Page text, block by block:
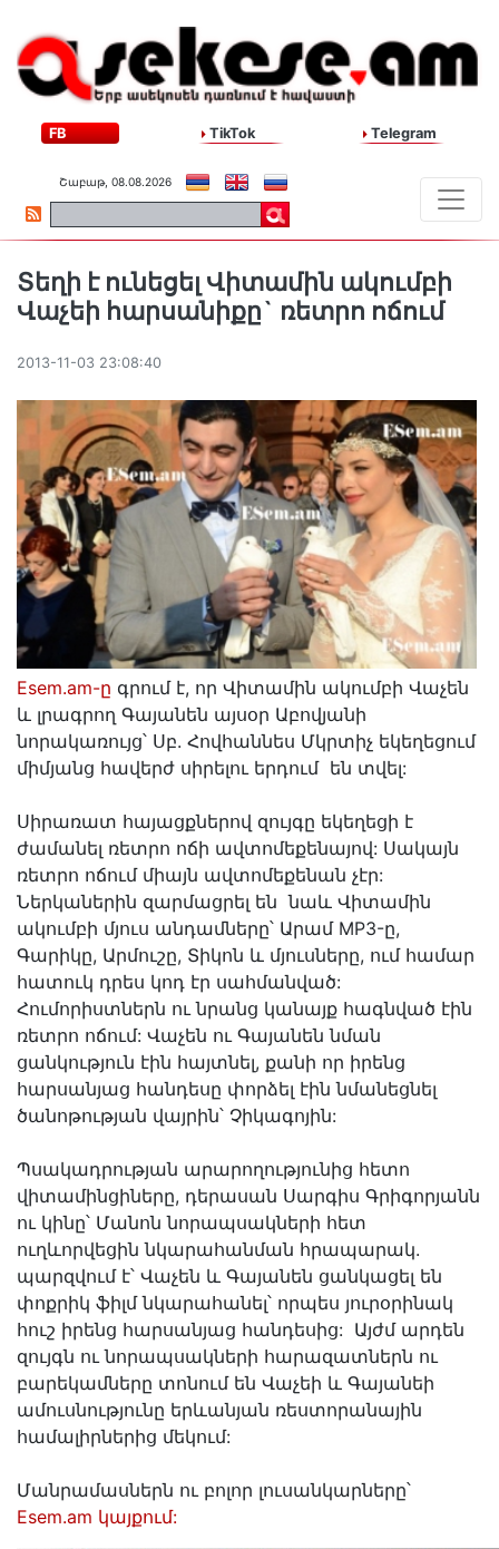
FB TikTok Telegram
Շաբաթ, 08.08.2026
Տեղի է ունեցել Վիտամին ակումբի
Վաչեի հարսանիքը` ռետրո ոճում
2013-11-03 23:08:40
Esem.am-ը գրում է, որ Վիտամին ակումբի Վաչեն
և լրագրող Գայանեն այսօր Աբովյանի
նորակառույց՝ Սբ. Հովհաննես Մկրտիչ եկեղեցում
միմյանց հավերժ սիրելու երդում են տվել:
Սիրառատ հայացքներով զույգը եկեղեցի է
ժամանել ռետրո ոճի ավտոմեքենայով: Սակայն
ռետրո ոճում միայն ավտոմեքենան չէր:
Ներկաներին զարմացրել են նաև Վիտամին
ակումբի մյուս անդամները՝ Արամ MP3-ը,
Գարիկը, Արմուշը, Տիկոն և մյուսները, ում համար
հատուկ դրես կոդ էր սահմանված:
Հումորիստներն ու նրանց կանայք հագնված էին
ռետրո ոճում: Վաչեն ու Գայանեն նման
ցանկություն էին հայտնել, քանի որ իրենց
հարսանյաց հանդեսը փորձել էին նմանեցնել
ծանոթության վայրին՝ Չիկագոյին:
Պսակադրության արարողությունից հետո
վիտամինցիները, դերասան Սարգիս Գրիգորյանն
ու կինը՝ Մանոն նորապսակների հետ
ուղևորվեցին նկարահանման հրապարակ.
պարզվում է՝ Վաչեն և Գայանեն ցանկացել են
փոքրիկ ֆիլմ նկարահանել՝ որպես յուրօրինակ
հուշ իրենց հարսանյաց հանդեսից: Այժմ արդեն
զույգն ու նորապսակների հարազատներն ու
բարեկամները տոնում են Վաչեի և Գայանեի
ամուսնությունը երևանյան ռեստորանային
համալիրներից մեկում:
Մանրամասներն ու բոլոր լուսանկարները՝
Esem.am կայքում: